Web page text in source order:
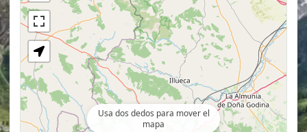
Usa dos dedos para mover el
mapa